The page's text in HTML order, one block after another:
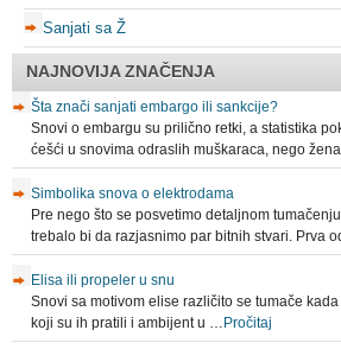
Sanjati sa Ž
NAJNOVIJA ZNAČENJA
Šta znači sanjati embargo ili sankcije?
Snovi o embargu su prilično retki, a statistika
ćešći u snovima odraslih muškaraca, nego
Simbolika snova o elektrodama
Pre nego što se posvetimo detaljnom
trebalo bi da razjasnimo par bitnih stvari. Prva
Elisa ili propeler u snu
Snovi sa motivom elise različito se tumače
koji su ih pratili i ambijent u … Pročitaj